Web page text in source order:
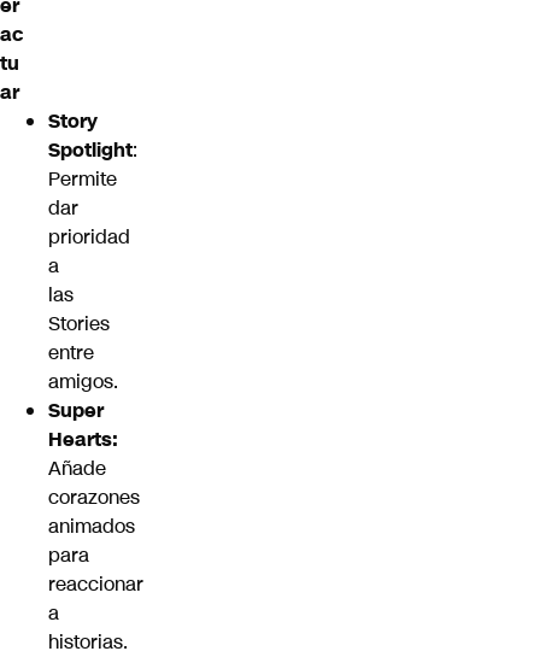
ac
tu
ar
Story
Spotlight:
Permite
dar
prioridad
a
las
Stories
entre
amigos.
Super
Hearts:
Añade
corazones
animados
para
reaccionar
a
historias.